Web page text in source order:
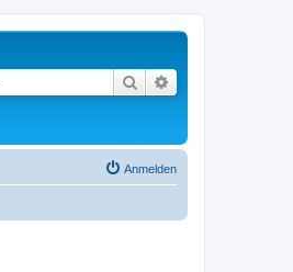
Suche
Anmelden